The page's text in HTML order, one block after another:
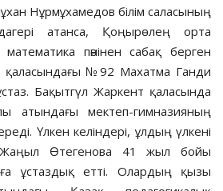
Нұрмұхамедов білім саласының
атанса, Қоңырөлең орта
пәнінен сабақ берген
қаласындағы №92 Махатма Ганди
Бақытгүл Жаркент қаласында
атындағы мектеп-гимназияның
Үлкен келіндері, ұлдың үлкені
Өтегенова 41 жыл бойы
ұстаздық етті. Олардың қызы